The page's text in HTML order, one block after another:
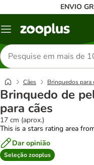
ENVIO
Menu
Pesquisar
produtos
Cães Brinquedos para
Brinquedo de
para cães
17 cm (aprox.)
This is a stars rating area
Dar opinião
Seleção zooplus